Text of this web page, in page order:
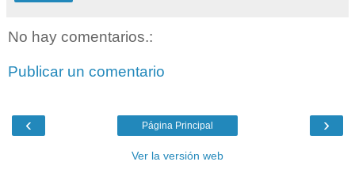
No hay comentarios.:
Publicar un comentario
‹ ›
Página Principal
Ver la versión web